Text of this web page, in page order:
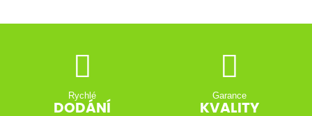
Rychlé
DODÁNÍ
Garance
KVALITY